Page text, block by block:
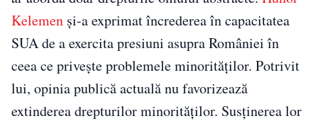
Kelemen și-a exprimat încrederea în capacitatea
SUA de a exercita presiuni asupra României în
ceea ce privește problemele minorităților. Potrivit
lui, opinia publică actuală nu favorizează
extinderea drepturilor minorităților. Susținerea lor